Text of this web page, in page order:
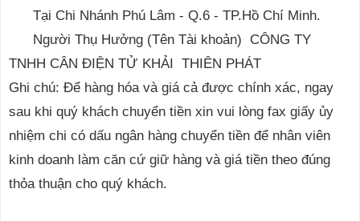
Tại Chi Nhánh Phú Lâm - Q.6 - TP.Hồ Chí Minh.
Người Thụ Hưởng (Tên Tài khoản) CÔNG TY
TNHH CÂN ĐIỆN TỬ KHẢI THIÊN PHÁT
Ghi chú: Để hàng hóa và giá cả được chính xác, ngay
sau khi quý khách chuyển tiền xin vui lòng fax giấy ủy
nhiệm chi có dấu ngân hàng chuyển tiền để nhân viên
kinh doanh làm căn cứ giữ hàng và giá tiền theo đúng
thỏa thuận cho quý khách.